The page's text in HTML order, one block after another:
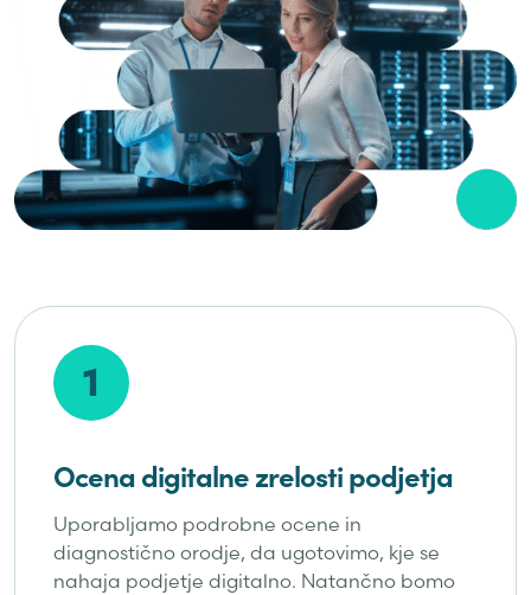
1
Ocena digitalne zrelosti podjetja
Uporabljamo podrobne ocene in
diagnostično orodje, da ugotovimo, kje se
nahaja podjetje digitalno. Natančno bomo